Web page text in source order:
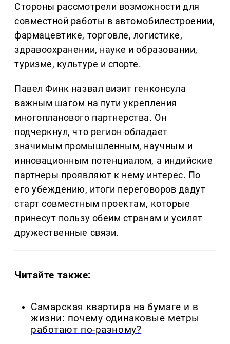
Стороны рассмотрели возможности для
совместной работы в автомобилестроении,
фармацевтике, торговле, логистике,
здравоохранении, науке и образовании,
туризме, культуре и спорте.
Павел Финк назвал визит генконсула
важным шагом на пути укрепления
многопланового партнерства. Он
подчеркнул, что регион обладает
значимым промышленным, научным и
инновационным потенциалом, а индийские
партнеры проявляют к нему интерес. По
его убеждению, итоги переговоров дадут
старт совместным проектам, которые
принесут пользу обеим странам и усилят
дружественные связи.
Читайте также:
Самарская квартира на бумаге и в
жизни: почему одинаковые метры
работают по-разному?